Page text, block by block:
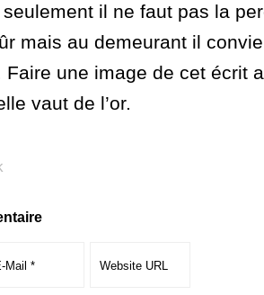
il ne faut pas la
mais au demeurant il
Faire une image de cet écrit
vaut de l’or.